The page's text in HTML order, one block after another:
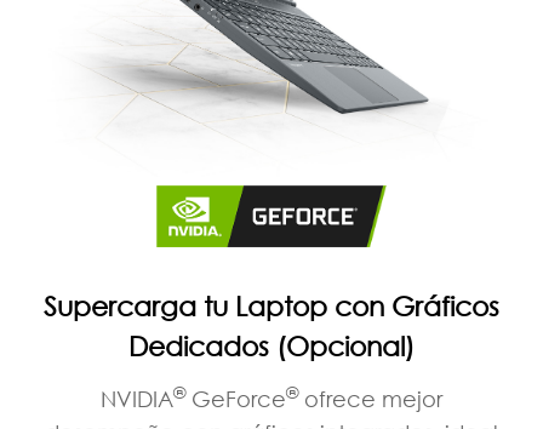
Supercarga tu Laptop con Gráficos
Dedicados (Opcional)
NVIDIA®GeForce®ofrece mejor